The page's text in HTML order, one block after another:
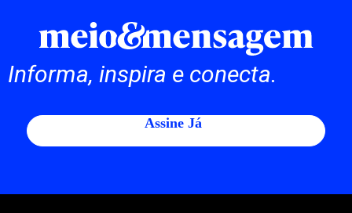
Informa, inspira e conecta.
Assine Já